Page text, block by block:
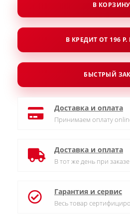
В КОРЗИНУ
В КРЕДИТ ОТ 196
БЫСТРЫЙ
Доставка и оплата
Принимаем оплату
Доставка и оплата
В тот же день при
Гарантия и сервис
Весь товар